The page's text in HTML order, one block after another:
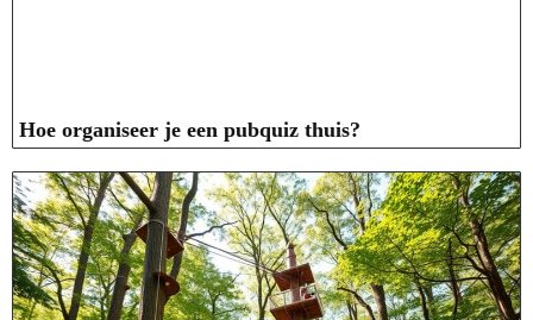
Hoe organiseer je een pubquiz thuis?